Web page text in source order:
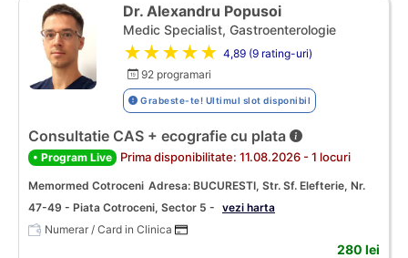
Dr. Alexandru Popusoi
Medic Specialist, Gastroenterologie
★★★★★ 4,89 (9 rating-uri)
92 programari
Grabeste-te! Ultimul slot disponibil
Consultatie CAS + ecografie cu plata
• Program Live Prima disponibilitate: 11.08.2026 - 1 locuri
Memormed Cotroceni Adresa: BUCURESTI, Str. Sf. Elefterie, Nr.
47-49 - Piata Cotroceni, Sector 5 - vezi harta
Numerar / Card in Clinica
280 lei